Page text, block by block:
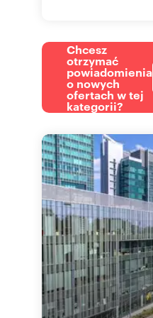
Chcesz
otrzymać
powiadomienia
o nowych
ofertach w tej
kategorii?